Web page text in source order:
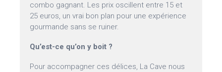
combo gagnant. Les prix oscillent entre 15 et
25 euros, un vrai bon plan pour une expérience
gourmande sans se ruiner.
Qu’est-ce qu’on y boit ?
Pour accompagner ces délices, La Cave nous